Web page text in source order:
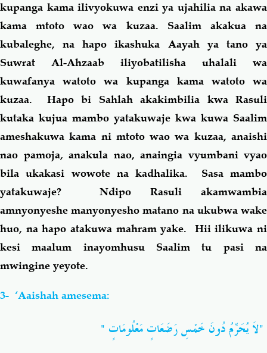
kupanga kama ilivyokuwa enzi ya ujahilia na akawa
kama mtoto wao wa kuzaa. Saalim akakua na
kubaleghe, na hapo ikashuka Aayah ya tano ya
Suwrat Al-Ahzaab iliyobatilisha uhalali wa
kuwafanya watoto wa kupanga kama watoto wa
kuzaa. Hapo bi Sahlah akakimbilia kwa Rasuli
kutaka kujua mambo yatakuwaje kwa kuwa Saalim
ameshakuwa kama ni mtoto wao wa kuzaa, anaishi
nao pamoja, anakula nao, anaingia vyumbani vyao
bila ukakasi wowote na kadhalika. Sasa mambo
yatakuwaje? Ndipo Rasuli akamwambia
amnyonyeshe manyonyesho matano na ukubwa wake
huo, na hapo atakuwa mahram yake. Hii ilikuwa ni
kesi maalum inayomhusu Saalim tu pasi na
mwingine yeyote.
3- ‘Aaishah amesema:
"لاَ يُحَرِّمُ دُونَ خَمْسِ رَضَعَاتٍ مَعْلُومَاتٍ "